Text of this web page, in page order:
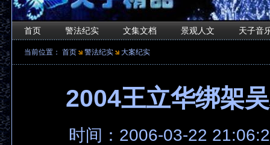
首页 警法纪实 文集文档 景观人文 天子音
当前位置： 首页 警法纪实 大案纪实
2004王立华绑架
时间：2006-03-22